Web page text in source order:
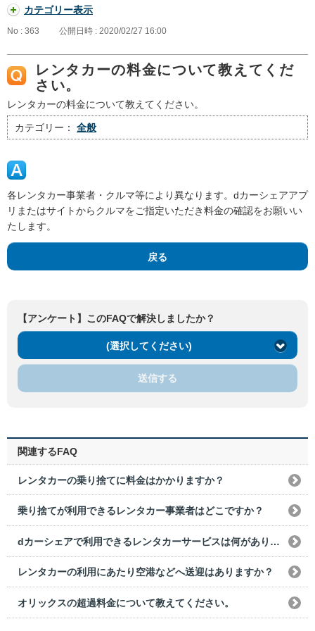
カテゴリー表示
No : 363 公開日時 : 2020/02/27 16:00
レンタカーの料金について教えてくだ
さい。
レンタカーの料金について教えてください。
カテゴリー： 全般
各レンタカー事業者・クルマ等により異なります。dカーシェアアプ
リまたはサイトからクルマをご指定いただき料金の確認をお願いい
たします。
戻る
【アンケート】このFAQで解決しましたか？
(選択してください)
送信する
関連するFAQ
レンタカーの乗り捨てに料金はかかりますか？
乗り捨てが利用できるレンタカー事業者はどこですか？
dカーシェアで利用できるレンタカーサービスは何がありますか？
レンタカーの利用にあたり空港などへ送迎はありますか？
オリックスの超過料金について教えてください。